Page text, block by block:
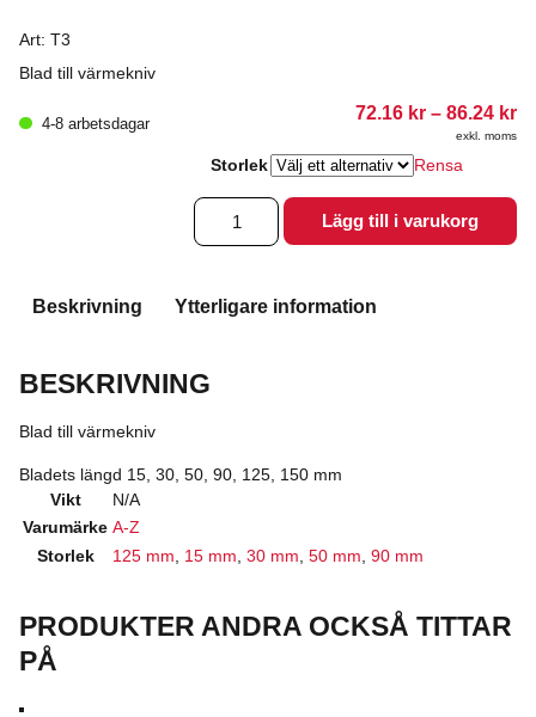
Art: T3
Blad till värmekniv
4-8 arbetsdagar
72.16 kr – 86.24 kr
exkl. moms
Storlek Rensa
Blad
till
mängd
Lägg till i varukorg
Beskrivning Ytterligare information
BESKRIVNING
Blad till värmekniv
Bladets längd 15, 30, 50, 90, 125, 150 mm
Vikt
N/A
Varumärke A-Z
Storlek
125 mm 15 mm 30 mm 50 mm 90 mm
PRODUKTER ANDRA OCKSÅ TITTAR
PÅ